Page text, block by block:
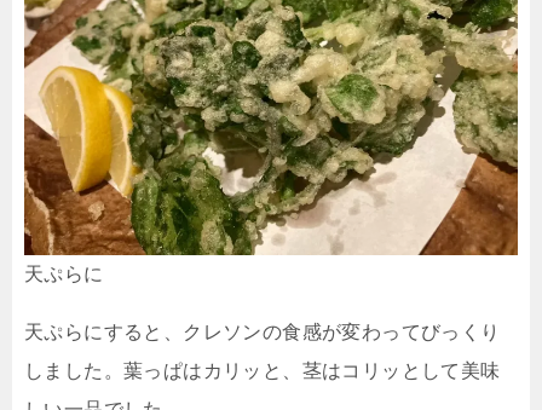
天ぷらに
天ぷらにすると、クレソンの食感が変わってびっくり
しました。葉っぱはカリッと、茎はコリッとして美味